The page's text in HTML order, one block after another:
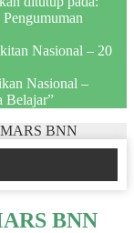
Nasional – 20
Nasional –
Belajar”
BNN
BNN